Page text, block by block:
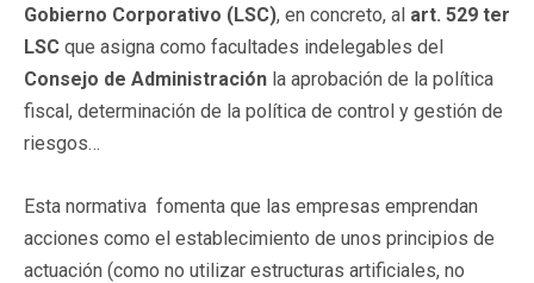
Gobierno Corporativo (LSC), en concreto, al art. 529 ter
LSC que asigna como facultades indelegables del
Consejo de Administración la aprobación de la política
fiscal, determinación de la política de control y gestión de
riesgos…
Esta normativa fomenta que las empresas emprendan
acciones como el establecimiento de unos principios de
actuación (como no utilizar estructuras artificiales, no